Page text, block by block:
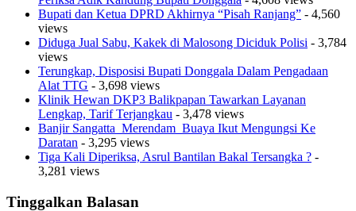
Bupati dan Ketua DPRD Akhirnya “Pisah Ranjang” - 4,560
views
Diduga Jual Sabu, Kakek di Malosong Diciduk Polisi - 3,784
views
Terungkap, Disposisi Bupati Donggala Dalam Pengadaan
Alat TTG - 3,698 views
Klinik Hewan DKP3 Balikpapan Tawarkan Layanan
Lengkap, Tarif Terjangkau - 3,478 views
Banjir Sangatta Merendam Buaya Ikut Mengungsi Ke
Daratan - 3,295 views
Tiga Kali Diperiksa, Asrul Bantilan Bakal Tersangka ? -
3,281 views
Tinggalkan Balasan